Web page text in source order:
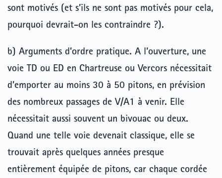
sont motivés (et s’ils ne sont pas motivés pour cela,
pourquoi devrait-on les contraindre ?).
b) Arguments d’ordre pratique. A l’ouverture, une
voie TD ou ED en Chartreuse ou Vercors nécessitait
d’emporter au moins 30 à 50 pitons, en prévision
des nombreux passages de V/A1 à venir. Elle
nécessitait aussi souvent un bivouac ou deux.
Quand une telle voie devenait classique, elle se
trouvait après quelques années presque
entièrement équipée de pitons, car chaque cordée